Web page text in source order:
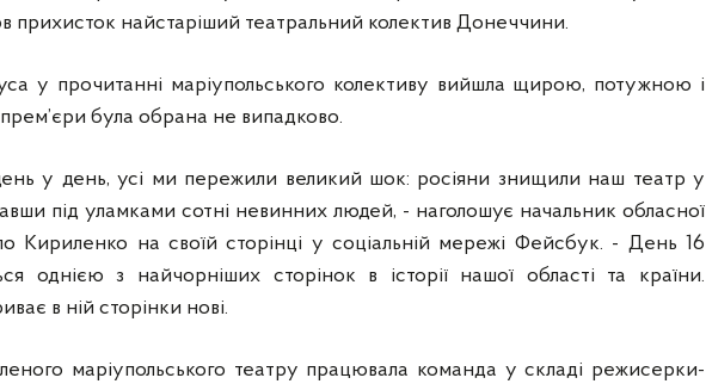
прихисток найстаріший театральний колектив Донеччини.
у прочитанні маріупольського колективу вийшла щирою, потужною і
була обрана не випадково.
у день, усі ми пережили великий шок: росіяни знищили наш театр у
під уламками сотні невинних людей, - наголошує начальник обласної
Кириленко на своїй сторінці у соціальній мережі Фейсбук. - День 16
однією з найчорніших сторінок в історії нашої області та країни.
в ній сторінки нові.
маріупольського театру працювала команда у складі режисерки-